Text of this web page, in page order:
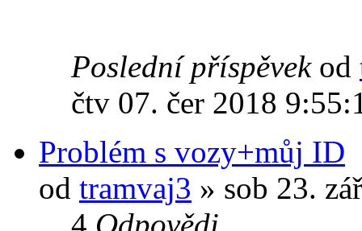
Poslední příspěvek od
čtv 07. čer 2018
Problém s vozy+můj ID
od tramvaj3 » sob 23.
4 Odpovědi